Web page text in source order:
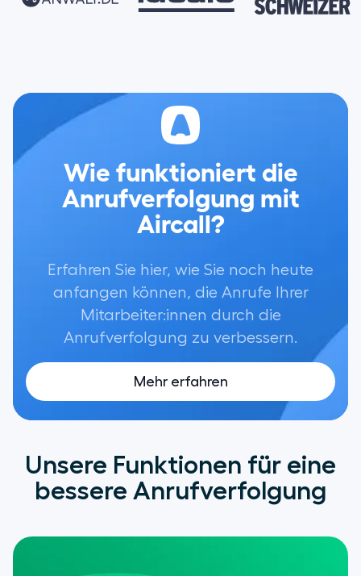
Wie funktioniert die
Anrufverfolgung mit
Aircall?
Erfahren Sie hier, wie Sie noch heute
anfangen können, die Anrufe Ihrer
Mitarbeiter:innen durch die
Anrufverfolgung zu verbessern.
Mehr erfahren
Unsere Funktionen für eine
bessere Anrufverfolgung